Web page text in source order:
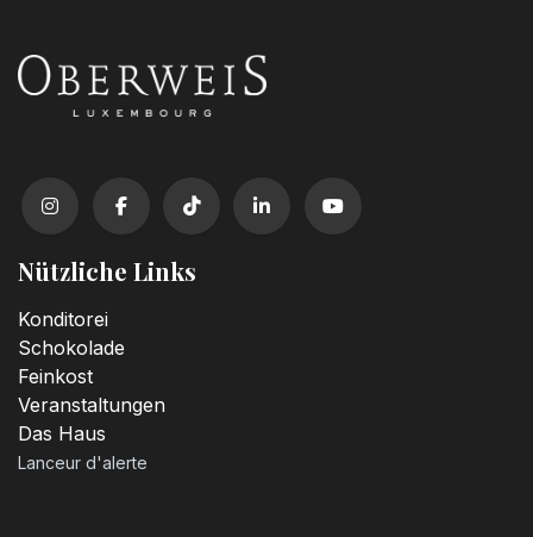
Nützliche Links
Konditorei
Schokolade
Feinkost
Veranstaltungen
Das Haus
Lanceur d'alerte